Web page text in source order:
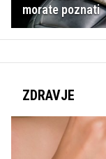
morate poznati
ZDRAVJE